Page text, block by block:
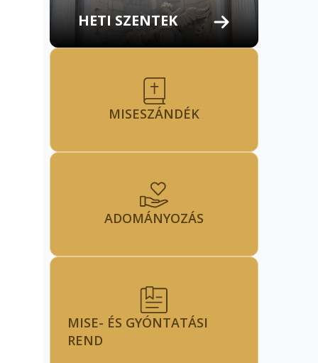
HETI SZENTEK
MISESZÁNDÉK
ADOMÁNYOZÁS
MISE- ÉS GYÓNTATÁSI
REND